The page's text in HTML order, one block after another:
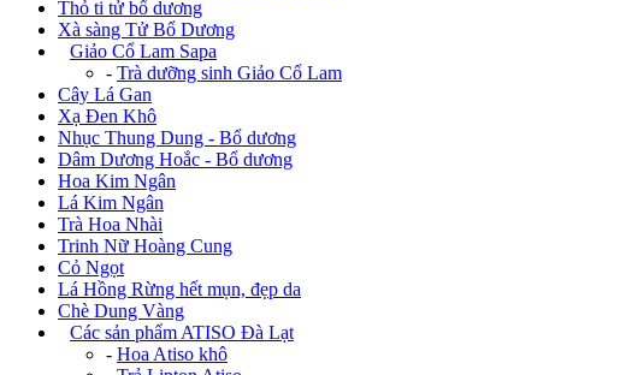
Thỏ ti tử bổ dương
Xà sàng Tử Bổ Dương
Giảo Cổ Lam Sapa
- Trà dưỡng sinh Giảo Cổ Lam
Cây Lá Gan
Xạ Đen Khô
Nhục Thung Dung - Bổ dương
Dâm Dương Hoắc - Bổ dương
Hoa Kim Ngân
Lá Kim Ngân
Trà Hoa Nhài
Trinh Nữ Hoàng Cung
Cỏ Ngọt
Lá Hồng Rừng hết mụn, đẹp da
Chè Dung Vàng
Các sản phẩm ATISO Đà Lạt
- Hoa Atiso khô